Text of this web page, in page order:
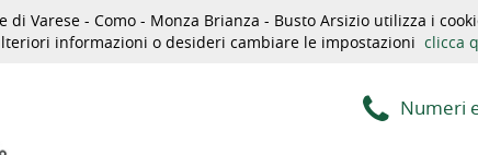
di Varese - Como - Monza Brianza - Busto Arsizio utilizza i
informazioni o desideri cambiare le impostazioni clicca
Numeri